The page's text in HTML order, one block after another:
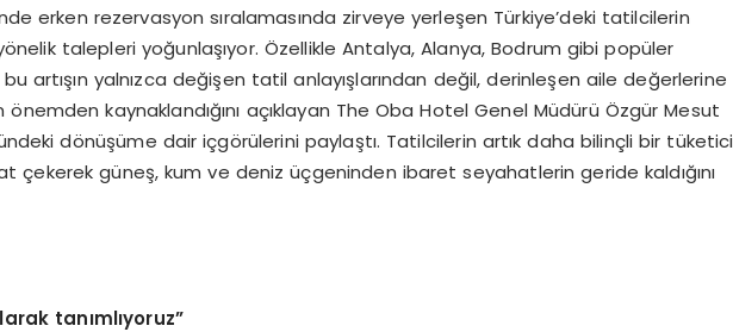
erken rezervasyon sıralamasında zirveye yerleşen Türkiye’deki tatilcilerin
talepleri yoğunlaşıyor. Özellikle Antalya, Alanya, Bodrum gibi popüler
artışın yalnızca değişen tatil anlayışlarından değil, derinleşen aile değerlerine
kaynaklandığını açıklayan The Oba Hotel Genel Müdürü Özgür Mesut
dönüşüme dair içgörülerini paylaştı. Tatilcilerin artık daha bilinçli bir tüketici
çekerek güneş, kum ve deniz üçgeninden ibaret seyahatlerin geride kaldığını
tanımlıyoruz”